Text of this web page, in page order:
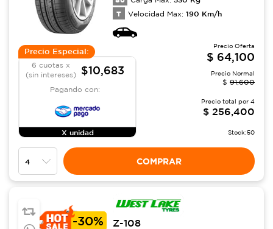
T Velocidad Max: 190 Km/h
Precio Especial:
6 cuotas x
(sin intereses)
$10,683
Pagando con:
X unidad
Precio Oferta
$ 64,100
Precio Normal
$ 91,600
Precio total por 4
$ 256,400
Stock:50
COMPRAR
-30%
Z-108